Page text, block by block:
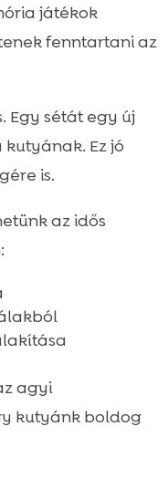
játékok
fenntartani az
Egy sétát egy új
Ez jó
is.
az idős
agyi
kutyánk boldog